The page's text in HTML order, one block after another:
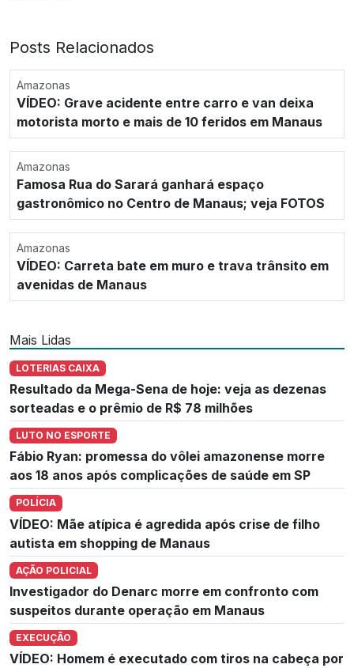
Posts Relacionados
Amazonas
VÍDEO: Grave acidente entre carro e van deixa
motorista morto e mais de 10 feridos em Manaus
Amazonas
Famosa Rua do Sarará ganhará espaço
gastronômico no Centro de Manaus; veja FOTOS
Amazonas
VÍDEO: Carreta bate em muro e trava trânsito em
avenidas de Manaus
Mais Lidas
LOTERIAS CAIXA
Resultado da Mega-Sena de hoje: veja as dezenas
sorteadas e o prêmio de R$ 78 milhões
LUTO NO ESPORTE
Fábio Ryan: promessa do vôlei amazonense morre
aos 18 anos após complicações de saúde em SP
POLÍCIA
VÍDEO: Mãe atípica é agredida após crise de filho
autista em shopping de Manaus
AÇÃO POLICIAL
Investigador do Denarc morre em confronto com
suspeitos durante operação em Manaus
EXECUÇÃO
VÍDEO: Homem é executado com tiros na cabeça por